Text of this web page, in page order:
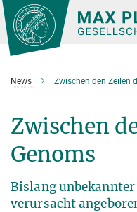
Hauptinhalt
News Zwischen den Zeilen
Zwischen
Genoms
Bislang
verursacht